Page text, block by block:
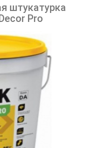
штукатурка
Pro